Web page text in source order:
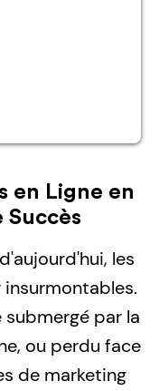
en Ligne en
les
par la
ou perdu face
de marketing